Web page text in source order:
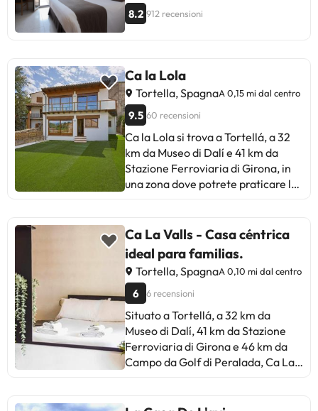
8.2 912 recensioni
Ca la Lola
Tortella, SpagnaA 0,15 mi dal centro
9.5 60 recensioni
Ca la Lola si trova a Tortellá, a 32
km da Museo di Dalí e 41 km da
Stazione Ferroviaria di Girona, in
una zona dove potrete praticare lo
montagna e il WiFi gratuito in tutta
la struttura. Questa casa vacanze
con aria condizionata comprende 4
camere da letto, un soggiorno, una
cucina con utensili, frigorifero e
macchina da caffè, e 4 bagni con
bidet e doccia. Presso questa casa
vacanze troverete asciugamani e
lenzuola a disposizione. Questa
casa vacanze mette a disposizione
Ca La Valls - Casa céntrica
ideal para familias.
Tortella, SpagnaA 0,10 mi dal centro
6 6 recensioni
Situato a Tortellá, a 32 km da
Museo di Dalí, 41 km da Stazione
Ferroviaria di Girona e 46 km da
Campo da Golf di Peralada, Ca La